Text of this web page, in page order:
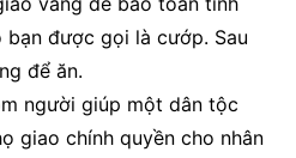
bạn được gọi là cướp. Sau
để ăn.
người giúp một dân tộc
giao chính quyền cho nhân